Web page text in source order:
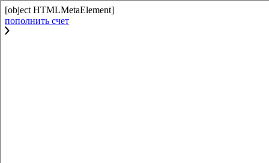
[object HTMLMetaElement]
пополнить счет